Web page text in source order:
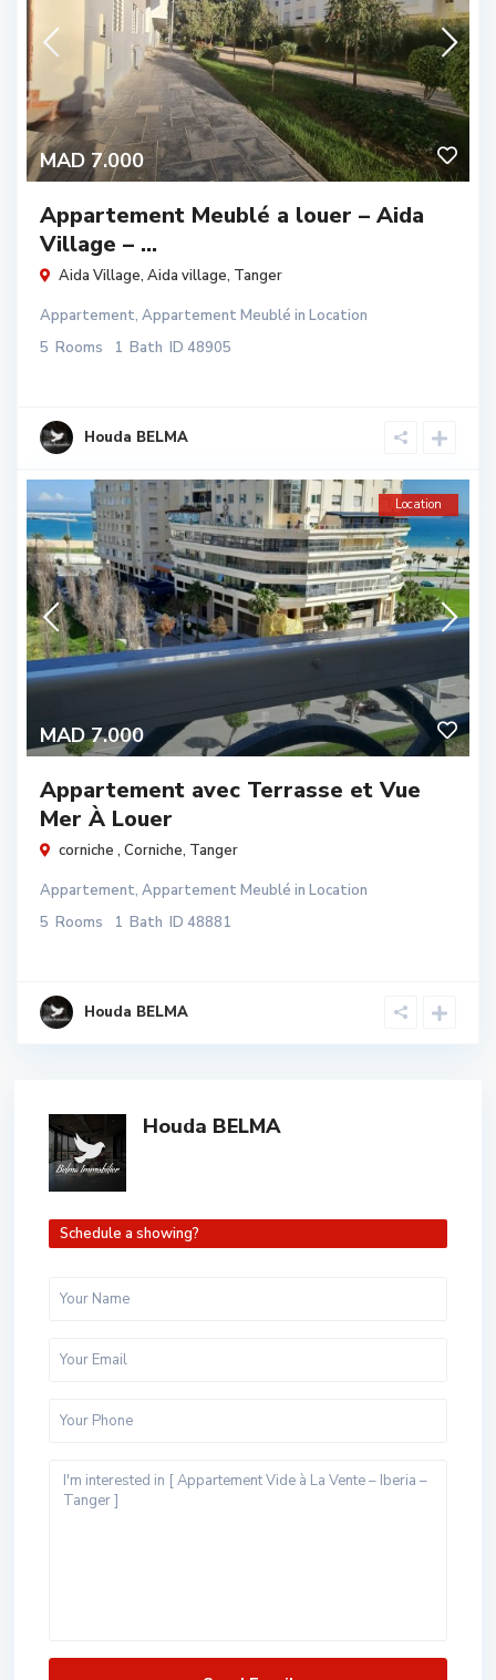
MAD 7.000
Appartement Meublé a louer – Aida
Village – ...
Aida Village, Aida village, Tanger
Appartement, Appartement Meublé in Location
5 Rooms 1 Bath ID 48905
Houda BELMA
MAD 7.000
Location
Appartement avec Terrasse et Vue
Mer À Louer
corniche , Corniche, Tanger
Appartement, Appartement Meublé in Location
5 Rooms 1 Bath ID 48881
Houda BELMA
Houda BELMA
Schedule a showing?